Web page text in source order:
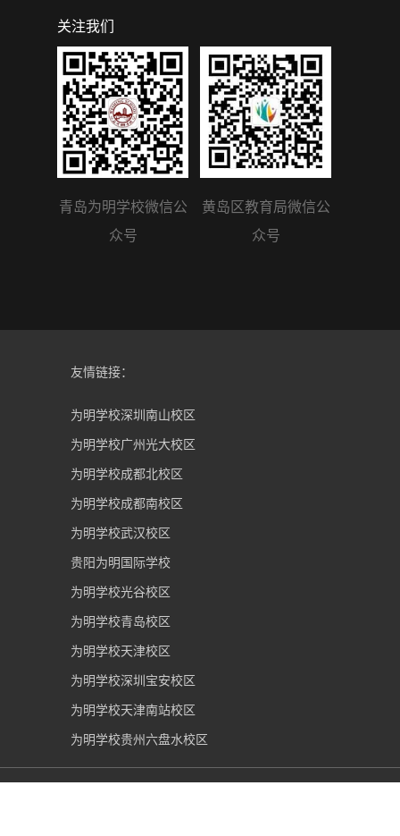
关注我们
青岛为明学校微信公
众号
黄岛区教育局微信公
众号
友情链接：
为明学校深圳南山校区
为明学校广州光大校区
为明学校成都北校区
为明学校成都南校区
为明学校武汉校区
贵阳为明国际学校
为明学校光谷校区
为明学校青岛校区
为明学校天津校区
为明学校深圳宝安校区
为明学校天津南站校区
为明学校贵州六盘水校区